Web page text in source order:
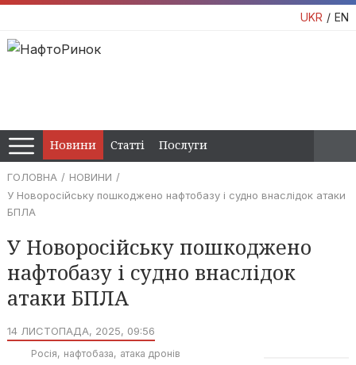
UKR EN
Новини Статті Послуги
ГОЛОВНА
НОВИНИ
У Новоросійську пошкоджено нафтобазу і судно внаслідок атаки
БПЛА
У Новоросійську пошкоджено
нафтобазу і судно внаслідок
атаки БПЛА
14 ЛИСТОПАДА, 2025, 09:56
Росія нафтобаза атака дронів